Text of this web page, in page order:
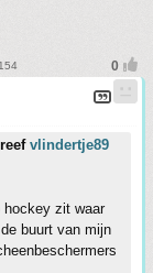
vlindertje89
hockey zit waar
buurt van mijn